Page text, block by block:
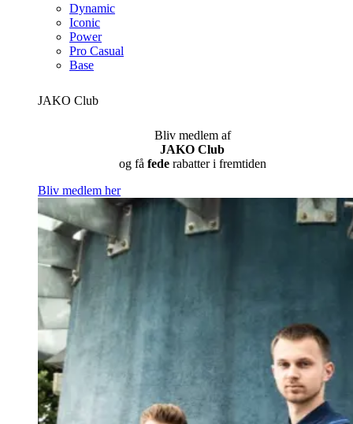
Dynamic
Iconic
Power
Pro Casual
Base
JAKO Club
Bliv medlem af
JAKO Club
og få federabatter i fremtiden
Bliv medlem her